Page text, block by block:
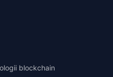
blockchain